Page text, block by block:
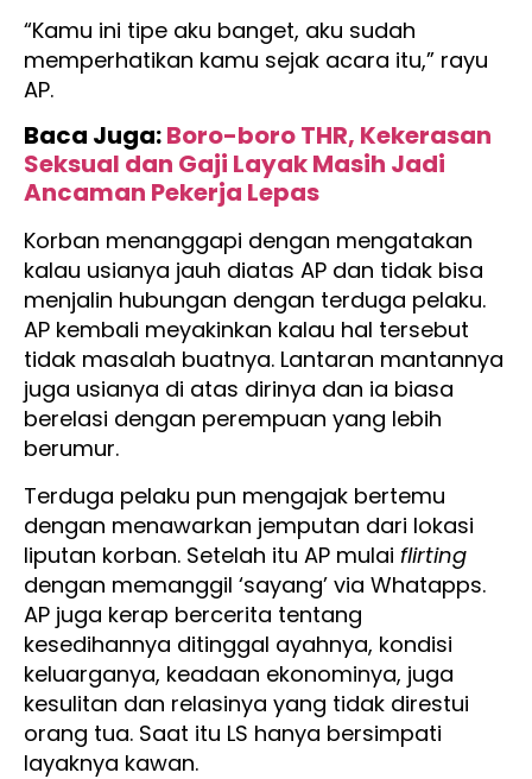
“Kamu ini tipe aku banget, aku sudah
memperhatikan kamu sejak acara itu,” rayu
AP.
Baca Juga:Boro-boro THR, Kekerasan
Seksual dan Gaji Layak Masih Jadi
Ancaman Pekerja Lepas
Korban menanggapi dengan mengatakan
kalau usianya jauh diatas AP dan tidak bisa
menjalin hubungan dengan terduga pelaku.
AP kembali meyakinkan kalau hal tersebut
tidak masalah buatnya. Lantaran mantannya
juga usianya di atas dirinya dan ia biasa
berelasi dengan perempuan yang lebih
berumur.
Terduga pelaku pun mengajak bertemu
dengan menawarkan jemputan dari lokasi
liputan korban. Setelah itu AP mulai flirting
dengan memanggil ‘sayang’ via Whatapps.
AP juga kerap bercerita tentang
kesedihannya ditinggal ayahnya, kondisi
keluarganya, keadaan ekonominya, juga
kesulitan dan relasinya yang tidak direstui
orang tua. Saat itu LS hanya bersimpati
layaknya kawan.